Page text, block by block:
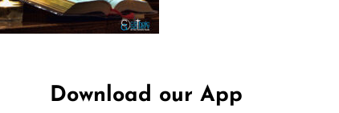
Download our App